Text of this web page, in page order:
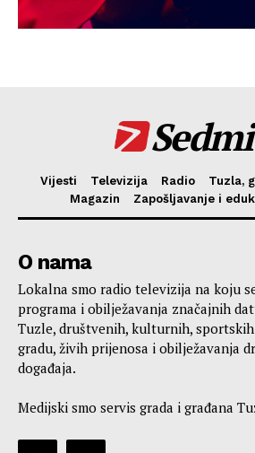
Vijesti Televizija Radio Tuzla,
Magazin
Zapošljavanje i
O nama
Lokalna smo radio televizija na koju
programa i obilježavanja značajnih
Tuzle, društvenih, kulturnih,
gradu, živih prijenosa i obilježavanja
događaja.
Medijski smo servis grada i građana